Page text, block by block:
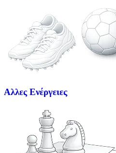
Aλλες Ενέργειες